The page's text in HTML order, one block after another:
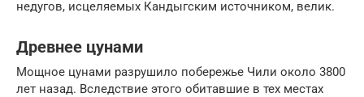
недугов, исцеляемых Кандыгским источником, велик.
Древнее цунами
Мощное цунами разрушило побережье Чили около 3800
лет назад. Вследствие этого обитавшие в тех местах